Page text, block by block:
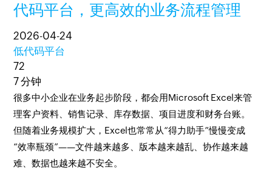
代码平台，更高效的业务流程管理
2026-04-24
低代码平台
72
7 分钟
很多中小企业在业务起步阶段，都会用Microsoft Excel来管
理客户资料、销售记录、库存数据、项目进度和财务台账。
但随着业务规模扩大，Excel也常常从“得力助手”慢慢变成
“效率瓶颈”——文件越来越多、版本越来越乱、协作越来越
难、数据也越来越不安全。